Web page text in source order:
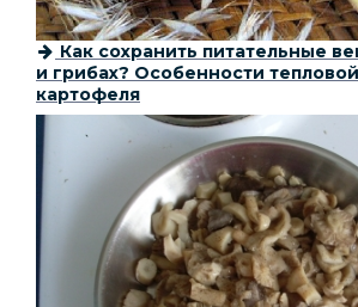
Как сохранить питательные
и грибах? Особенности
картофеля